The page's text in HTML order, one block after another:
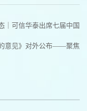
｜可信华泰出席七届中国
意见》对外公布——聚焦“